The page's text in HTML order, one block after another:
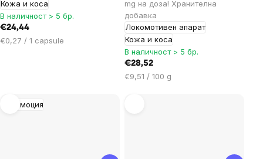
Кожа и коса
В наличност > 5 бр.
€24,44
Цена
€0,27 / 1 capsule
mg на доза! Хранителна
добавка
Локомотивен апарат
Кожа и коса
В наличност > 5 бр.
€28,52
Цена
€9,51 / 100 g
Промоция